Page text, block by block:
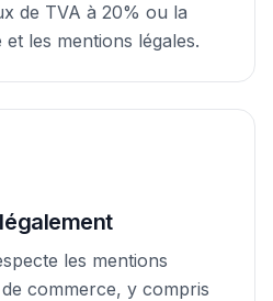
de TVA à 20% ou la
les mentions légales.
les mentions
commerce, y compris